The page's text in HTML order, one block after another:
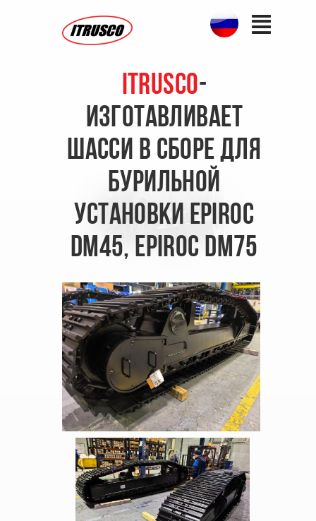
ITRUSCO-
ИЗГОТАВЛИВАЕТ
шасси в сборе для
бурильной
установки EPIROC
DM45, EPIROC DM75